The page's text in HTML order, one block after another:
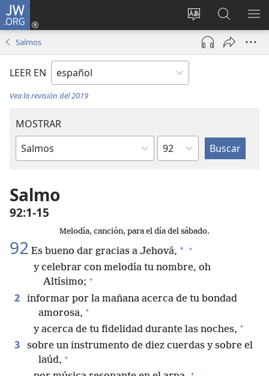
JW.ORG
Cambiar
idioma
del sitio
Iniciar
sesión
(abre
nueva
en
jw.org
Salmos
LEER EN
Vea la revisión del 2019
MOSTRAR
Libro
la
Biblia
Capítulo
Salmo
92:1-15
Melodía, canción, para el día del sábado.
92 Es bueno dar gracias a Jehová, * +
y celebrar con melodía tu nombre, oh
Altísimo; +
2
informar por la mañana acerca de tu bondad
amorosa, +
y acerca de tu fidelidad durante las noches, +
3
sobre un instrumento de diez cuerdas y sobre el
laúd, +
+